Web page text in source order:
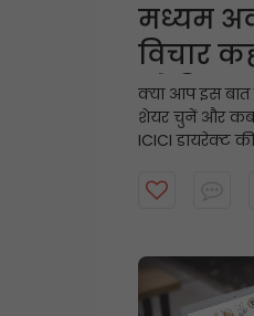
मध्यम
विचार
क्या आप इस
शेयर चुनें और
ICICI डायरेक्ट
पर केंद्रित हैं,